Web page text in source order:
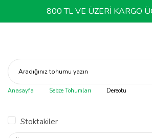
800 TL VE ÜZERİ KARGO
Aradığınız tohumu yazın
Anasayfa Sebze Tohumları Dereotu
Stoktakiler